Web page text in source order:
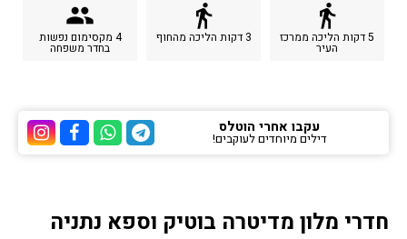
directions_walk
5 דקות הליכה ממרכז
העיר
directions_walk
3 דקות הליכה מהחוף
people
4 מקסימום נפשות
בחדר משפחה
ערוץ ערוץ
ערוץ הוואטסאפ של
ערוץ הטלגרם של הוטלס
עקבו אחרי הוטלס
דילים מיוחדים לעוקבים!
חדרי מלון מדיטרה בוטיק וספא נתניה